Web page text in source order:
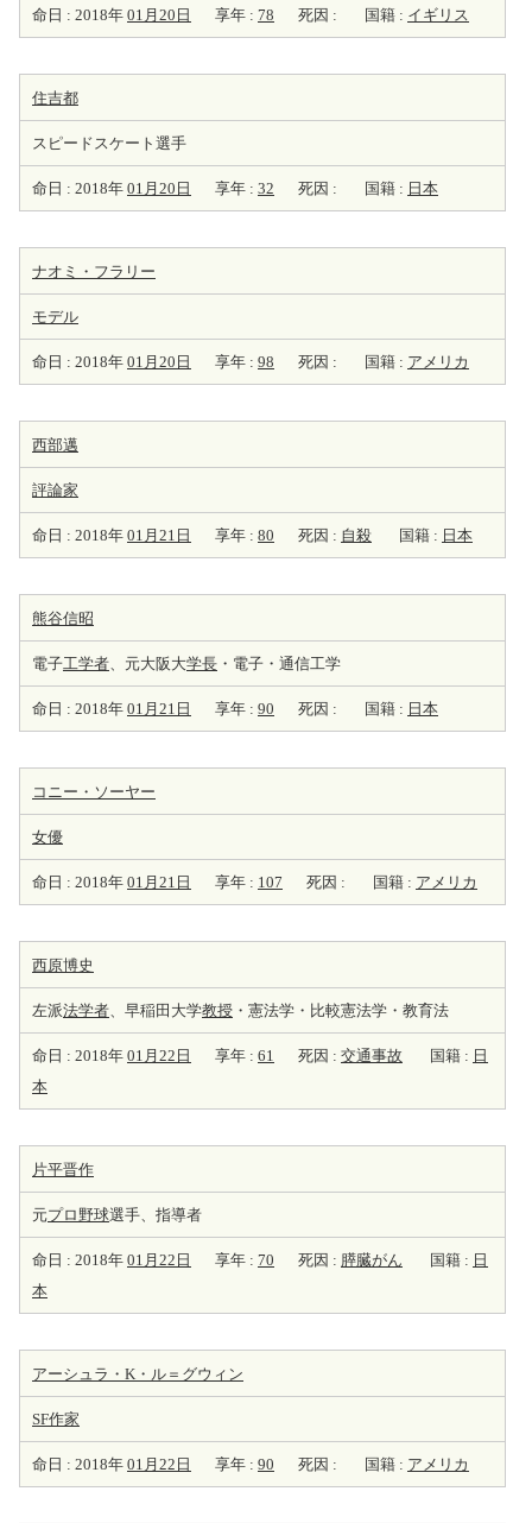
命日 : 2018年 01月20日 享年 : 78 死因 : 国籍 : イギリス
住吉都
スピードスケート選手
命日 : 2018年 01月20日 享年 : 32 死因 : 国籍 : 日本
ナオミ・フラリー
モデル
命日 : 2018年 01月20日 享年 : 98 死因 : 国籍 : アメリカ
西部邁
評論家
命日 : 2018年 01月21日 享年 : 80 死因 : 自殺 国籍 : 日本
熊谷信昭
電子工学者、元大阪大学長 ・電子・通信工学
命日 : 2018年 01月21日 享年 : 90 死因 : 国籍 : 日本
コニー・ソーヤー
女優
命日 : 2018年 01月21日 享年 : 107 死因 : 国籍 : アメリカ
西原博史
左派法学者、早稲田大学教授 ・憲法学・比較憲法学・教育法
命日 : 2018年 01月22日 享年 : 61 死因 : 交通事故 国籍 : 日
本
片平晋作
元プロ野球選手、指導者
命日 : 2018年 01月22日 享年 : 70 死因 : 膵臓がん 国籍 : 日
本
アーシュラ・K・ル＝グウィン
SF作家
命日 : 2018年 01月22日 享年 : 90 死因 : 国籍 : アメリカ